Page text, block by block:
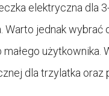
elektryczna dla
Warto jednak
małego
dla trzylatka oraz